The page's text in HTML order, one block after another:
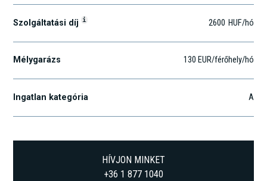
Szolgáltatási díj i 2600 HUF/hó
Mélygarázs 130 EUR/férőhely/hó
Ingatlan kategória A
HÍVJON MINKET
+36 1 877 1040